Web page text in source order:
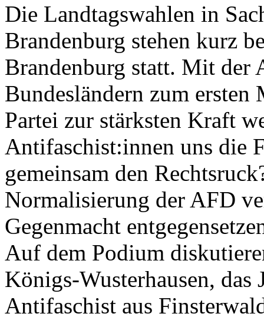
Die Landtagswahlen in
Brandenburg stehen kurz
Brandenburg statt. Mit der
Bundesländern zum ersten
Partei zur stärksten Kraft
Antifaschist:innen uns die
gemeinsam den
Normalisierung der AFD
Gegenmacht
Auf dem Podium
Königs-Wusterhausen,
Antifaschist aus